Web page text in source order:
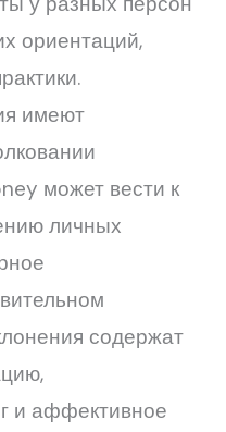
ориентаций,
имеют
может вести к
личных
содержат
и аффективное